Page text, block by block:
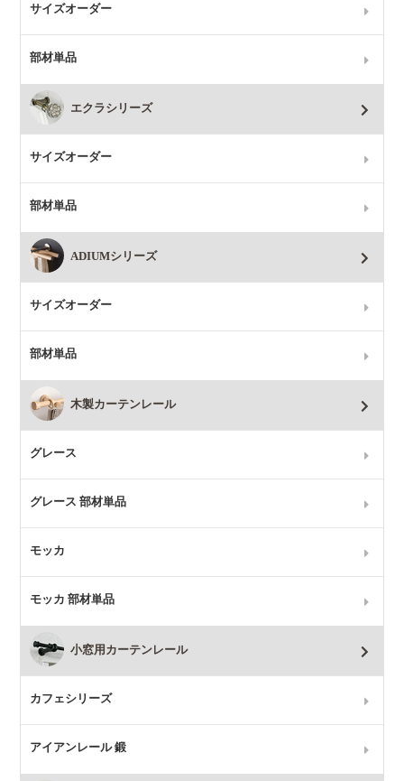
サイズオーダー
部材単品
エクラシリーズ
サイズオーダー
部材単品
ADIUMシリーズ
サイズオーダー
部材単品
木製カーテンレール
グレース
グレース 部材単品
モッカ
モッカ 部材単品
小窓用カーテンレール
カフェシリーズ
アイアンレール 鍛